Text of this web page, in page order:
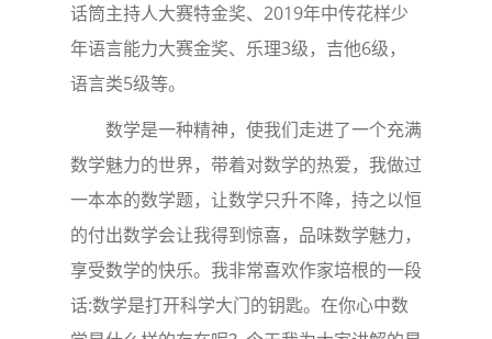
话筒主持人大赛特金奖、2019年中传花样少
年语言能力大赛金奖、乐理3级，吉他6级，
语言类5级等。
数学是一种精神，使我们走进了一个充满
数学魅力的世界，带着对数学的热爱，我做过
一本本的数学题，让数学只升不降，持之以恒
的付出数学会让我得到惊喜，品味数学魅力，
享受数学的快乐。我非常喜欢作家培根的一段
话:数学是打开科学大门的钥匙。在你心中数